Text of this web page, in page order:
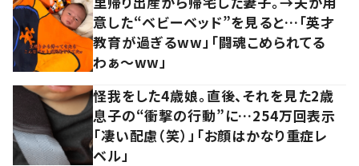
意した“ベビーベッド”を見ると…「英才
教育が過ぎるww」「闘魂こめられてる
わぁ～ww」
怪我をした4歳娘。直後、それを見た2歳
息子の“衝撃の行動”に…254万回表示
「凄い配慮（笑）」「お顔はかなり重症レ
ベル」